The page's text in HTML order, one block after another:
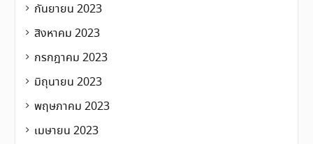
กันยายน 2023
สิงหาคม 2023
กรกฎาคม 2023
มิถุนายน 2023
พฤษภาคม 2023
เมษายน 2023